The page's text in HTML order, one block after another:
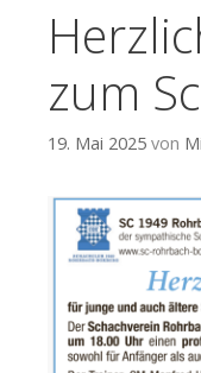
zum
19. Mai 2025 von